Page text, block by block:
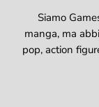
Siamo
manga, ma
pop, action